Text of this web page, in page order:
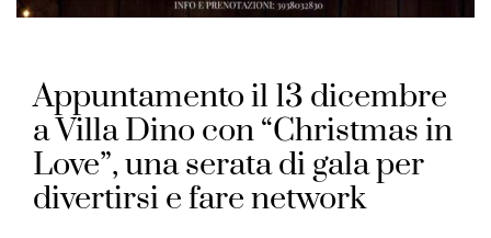
Appuntamento il 13 dicembre
a Villa Dino con “Christmas in
Love”, una serata di gala per
divertirsi e fare network